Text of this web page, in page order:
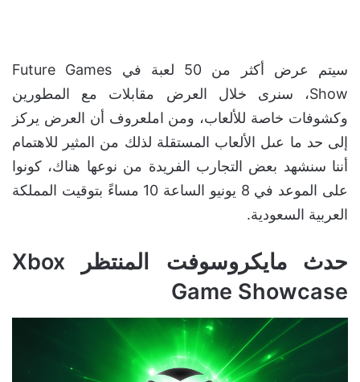
سيتم عرض أكثر من 50 لعبة في Future Games
Show، سنرى خلال العرض مقابلات مع المطورين
وكشوفات خاصة للألعاب، ومن املعروف أن العرض يركز
إلى حد ما عىل الألعاب المستقلة لذلك من المثير للاهتمام
أننا سنشهد بعض التجارب الفريدة من نوعها هناك، كونوا
على الموعد في 8 يونيو الساعة 10 مساءً بتوقيت المملكة
العربية السعودية.
حدث مايكروسوفت المنتظر Xbox
Game Showcase